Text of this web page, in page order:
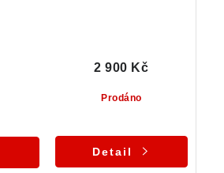
Prodáno
2 900 Kč
Detail